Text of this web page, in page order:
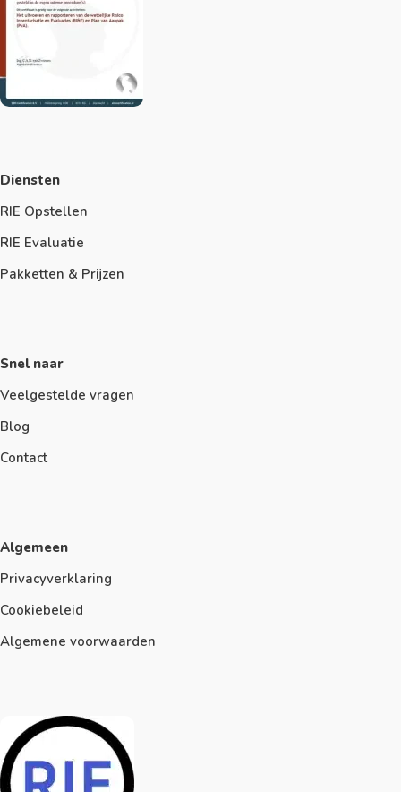
Diensten
RIE Opstellen
RIE Evaluatie
Pakketten & Prijzen
Snel naar
Veelgestelde vragen
Blog
Contact
Algemeen
Privacyverklaring
Cookiebeleid
Algemene voorwaarden